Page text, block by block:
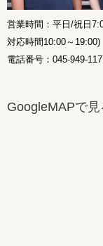
営業時間：平日/祝日
対応時間10:00～19:00)
電話番号：045-949-
GoogleMAPで見